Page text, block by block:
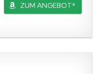
ZUM ANGEBOT*